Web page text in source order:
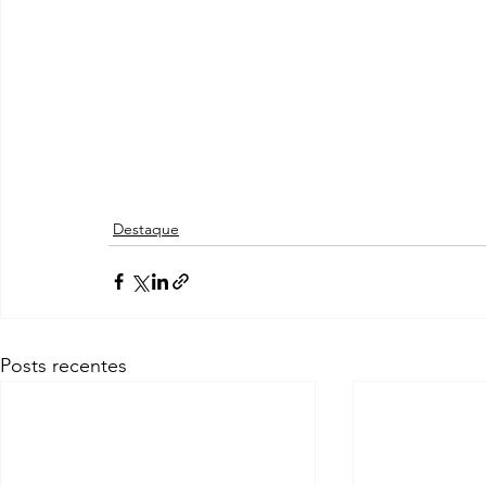
Destaque
Posts recentes